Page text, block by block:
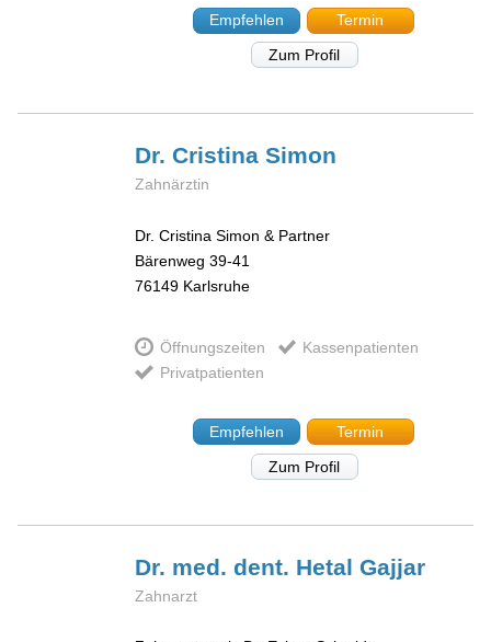
Empfehlen
Termin
Zum Profil
Dr. CristinaSimon
Zahnärztin
Dr. Cristina Simon & Partner
Bärenweg 39-41
76149 Karlsruhe
Öffnungszeiten
Kassenpatienten
Privatpatienten
Empfehlen
Termin
Zum Profil
Dr. med. dent. HetalGajjar
Zahnarzt